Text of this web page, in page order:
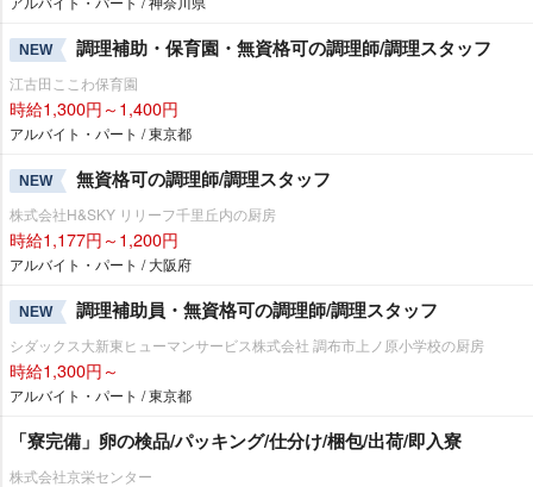
NEW 調理補助・保育園・無資格可の調理師/調理スタッフ
江古田ここわ保育園
時給1,300円～1,400円
アルバイト・パート / 東京都
NEW 無資格可の調理師/調理スタッフ
株式会社H&SKY リリーフ千里丘内の厨房
時給1,177円～1,200円
アルバイト・パート / 大阪府
NEW 調理補助員・無資格可の調理師/調理スタッフ
シダックス大新東ヒューマンサービス株式会社 調布市上ノ原小学校の厨房
時給1,300円～
アルバイト・パート / 東京都
「寮完備」卵の検品/パッキング/仕分け/梱包/出荷/即入寮
株式会社京栄センター